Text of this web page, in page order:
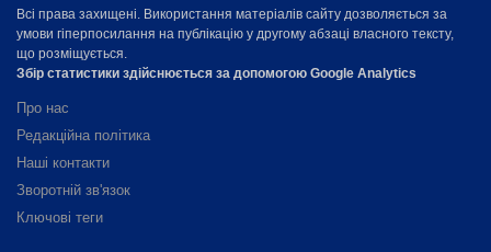
Всі права захищені. Використання матеріалів сайту дозволяється за
умови гіперпосилання на публікацію у другому абзаці власного тексту,
що розміщується.
Збір статистики здійснюється за допомогою Google Analytics
Про нас
Редакційна політика
Наші контакти
Зворотній зв'язок
Ключові теги